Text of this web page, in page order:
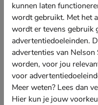
Uitgevoerd in suede.
De binnenkant van
leer.
Voorzien van een
voor extra demping
spelen.
Heeft een stevige
grip en stabiliteit.
kunnen laten
wordt gebruikt. Met het
wordt er tevens gebruik
advertentiedoeleinden.
advertenties van
worden, voor jou
voor
Meer weten? Lees dan
Hier kun je jouw